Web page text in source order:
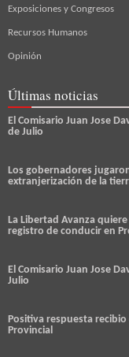
Exposiciones y Congresos
Recursos Humanos
Opinión
Últimas noticias
El Comisario Juan Jose
de Julio
Los gobernadores
extranjerización de la
La Libertad Avanza
registro de conducir en
El Comisario Juan Jose
Julio
Positiva respuesta
Provincial